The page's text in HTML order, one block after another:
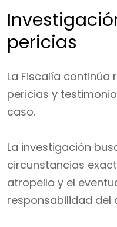
pericias
La Fiscalía continúa
pericias y
caso.
La investigación
circunstancias
atropello y el
responsabilidad del